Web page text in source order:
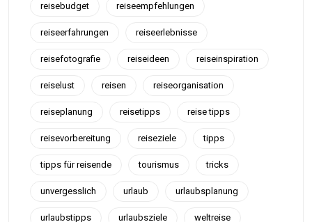
reisebudget reiseempfehlungen
reiseerfahrungen reiseerlebnisse
reisefotografie reiseideen reiseinspiration
reiselust reisen reiseorganisation
reiseplanung reisetipps reise tipps
reisevorbereitung reiseziele tipps
tipps für reisende tourismus tricks
unvergesslich urlaub urlaubsplanung
urlaubstipps urlaubsziele weltreise